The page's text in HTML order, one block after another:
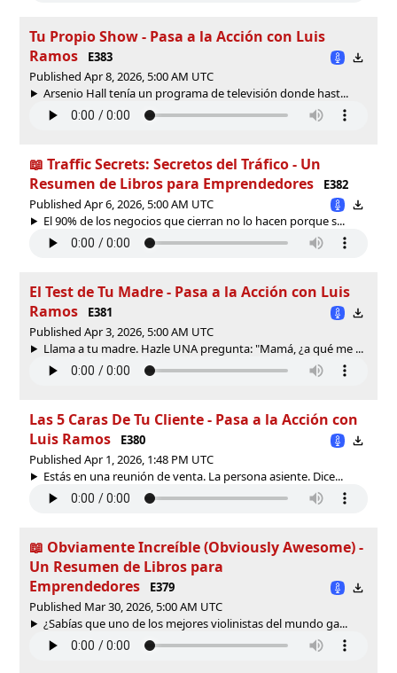
Tu Propio Show - Pasa a la Acción con Luis
Ramos
E383
Published Apr 8, 2026, 5:00 AM UTC
Arsenio Hall tenía un programa de televisión donde hast...
📖 Traffic Secrets: Secretos del Tráfico - Un
Resumen de Libros para Emprendedores
E382
Published Apr 6, 2026, 5:00 AM UTC
El 90% de los negocios que cierran no lo hacen porque s...
El Test de Tu Madre - Pasa a la Acción con Luis
Ramos
E381
Published Apr 3, 2026, 5:00 AM UTC
Llama a tu madre. Hazle UNA pregunta: "Mamá, ¿a qué me ...
Las 5 Caras De Tu Cliente - Pasa a la Acción con
Luis Ramos
E380
Published Apr 1, 2026, 1:48 PM UTC
Estás en una reunión de venta. La persona asiente. Dice...
📖 Obviamente Increíble (Obviously Awesome) -
Un Resumen de Libros para
Emprendedores
E379
Published Mar 30, 2026, 5:00 AM UTC
¿Sabías que uno de los mejores violinistas del mundo ga...